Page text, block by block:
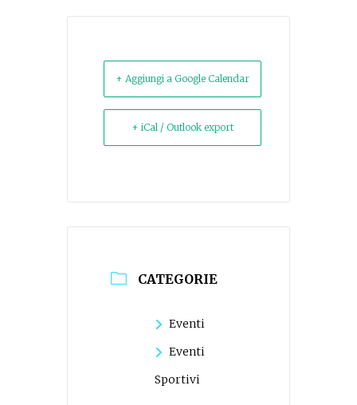
+ Aggiungi a Google Calendar
+ iCal / Outlook export
CATEGORIE
Eventi
Eventi
Sportivi